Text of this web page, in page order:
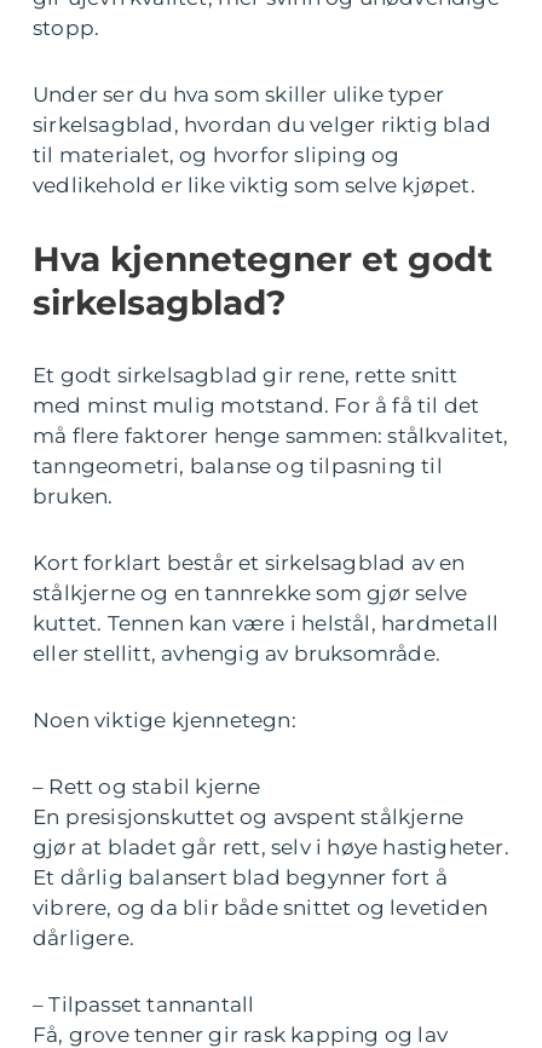
stopp.
Under ser du hva som skiller ulike typer
sirkelsagblad, hvordan du velger riktig blad
til materialet, og hvorfor sliping og
vedlikehold er like viktig som selve kjøpet.
Hva kjennetegner et godt
sirkelsagblad?
Et godt sirkelsagblad gir rene, rette snitt
med minst mulig motstand. For å få til det
må flere faktorer henge sammen: stålkvalitet,
tanngeometri, balanse og tilpasning til
bruken.
Kort forklart består et sirkelsagblad av en
stålkjerne og en tannrekke som gjør selve
kuttet. Tennen kan være i helstål, hardmetall
eller stellitt, avhengig av bruksområde.
Noen viktige kjennetegn:
– Rett og stabil kjerne
En presisjonskuttet og avspent stålkjerne
gjør at bladet går rett, selv i høye hastigheter.
Et dårlig balansert blad begynner fort å
vibrere, og da blir både snittet og levetiden
dårligere.
– Tilpasset tannantall
Få, grove tenner gir rask kapping og lav